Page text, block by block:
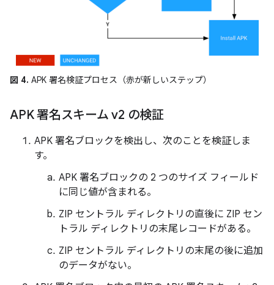
図 4. APK 署名検証プロセス（赤が新しいステップ）
APK 署名スキーム v2 の検証
APK 署名ブロックを検出し、次のことを検証しま
す。
APK 署名ブロックの 2 つのサイズ フィールド
に同じ値が含まれる。
ZIP セントラル ディレクトリの直後に ZIP セン
トラル ディレクトリの末尾レコードがある。
ZIP セントラル ディレクトリの末尾の後に追加
のデータがない。